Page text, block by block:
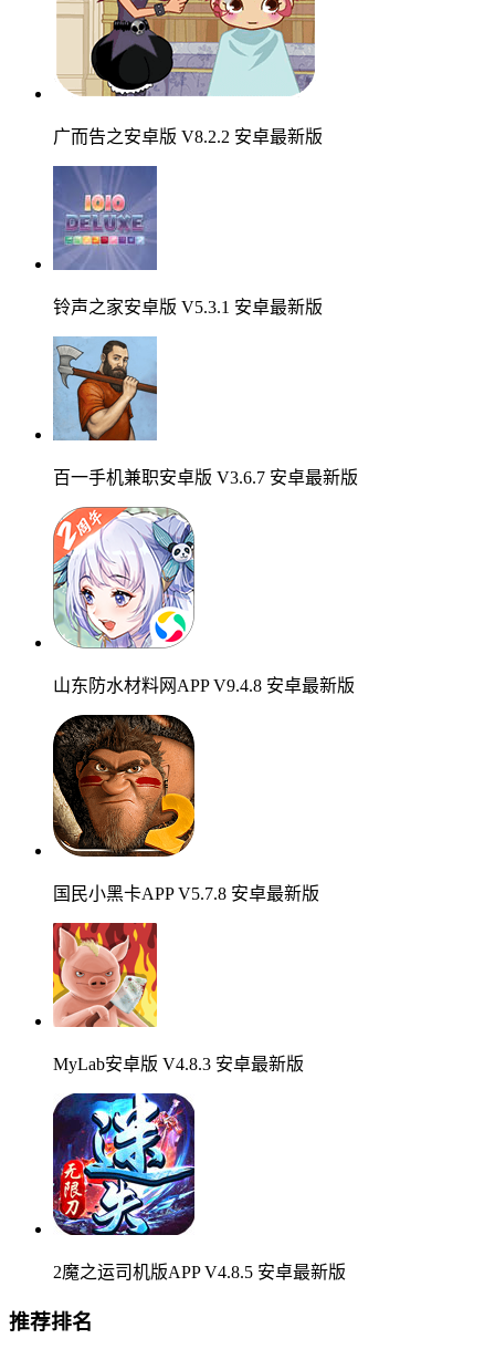
广而告之安卓版 V8.2.2 安卓最新版
铃声之家安卓版 V5.3.1 安卓最新版
百一手机兼职安卓版 V3.6.7 安卓最新版
山东防水材料网APP V9.4.8 安卓最新版
国民小黑卡APP V5.7.8 安卓最新版
MyLab安卓版 V4.8.3 安卓最新版
2魔之运司机版APP V4.8.5 安卓最新版
推荐排名